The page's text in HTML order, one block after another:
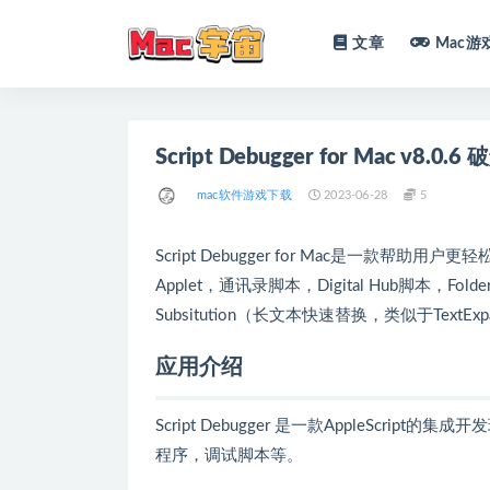
文章 Mac游
Script Debugger for Mac v8.0.6
mac软件游戏下载 2023-06-28 5
Script Debugger for Mac是一款帮助用户更轻
Applet，通讯录脚本，Digital Hub脚本，
Subsitution（长文本快速替换，类似于
应用介绍
Script Debugger 是一款AppleScript的集成开
程序，调试脚本等。